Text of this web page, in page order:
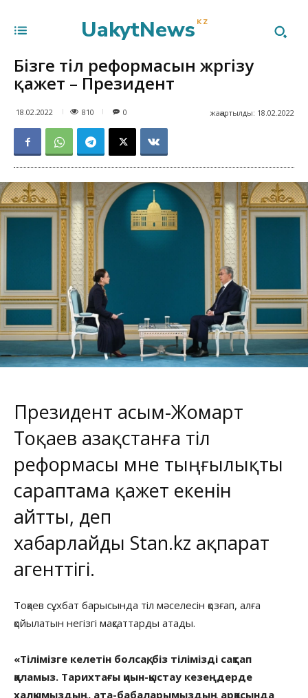
UakytNews KZ
Бізге тіл реформасын жүргізу
қажет – Президент
18.02.2022 810 жаңартылды: 18.02.2022
0
Президент Қасым-Жомарт
Тоқаев Қазақстанға тіл
реформасы мне тыңғылықты
сараптама қажет екенін
айтты, деп
хабарлайды Stan.kz ақпарат
агенттігі.
Тоқаев сұхбат барысында тіл мәселесін қозғап, алға
қойылатын негізгі мақсаттарды атады.
«Тілімізге келетін болсақ, біз тілімізді сақтап
қаламыз. Тарихтағы қиын-қыстау кезеңдерде
халқымыздың, ата-бабаларымыздың арқасында